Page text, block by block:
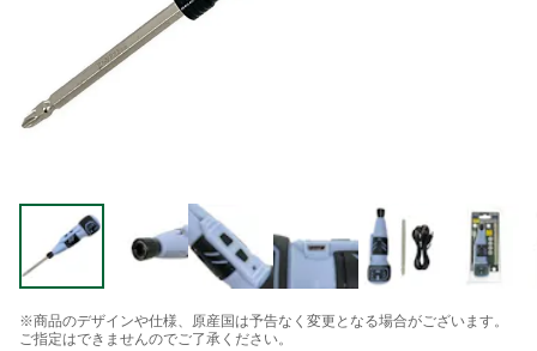
※商品のデザインや仕様、原産国は予告なく変更となる場合がございます。
ご指定はできませんのでご了承ください。